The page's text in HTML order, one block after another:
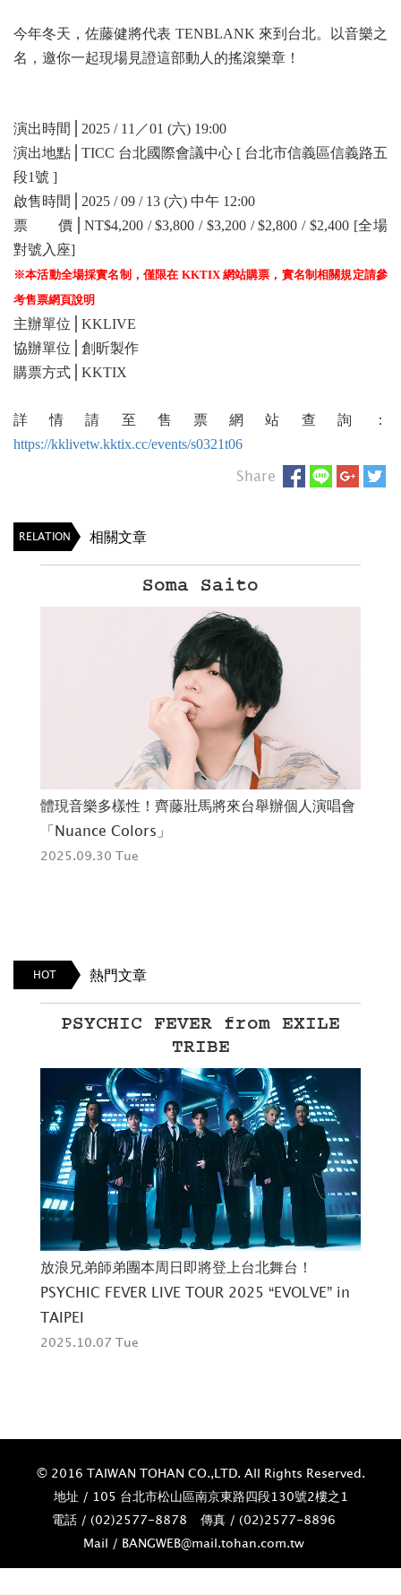
今年冬天，佐藤健將代表 TENBLANK 來到台北。以音樂之
名，邀你一起現場見證這部動人的搖滾樂章！
演出時間⎪2025 / 11／01 (六) 19:00
演出地點⎪TICC 台北國際會議中心 [ 台北市信義區信義路五
段1號 ]
啟售時間⎪2025 / 09 / 13 (六) 中午 12:00
票 價⎪NT$4,200 / $3,800 / $3,200 / $2,800 / $2,400 [全場
對號入座]
※本活動全場採實名制，僅限在 KKTIX 網站購票，實名制相關規定請參
考售票網頁說明
主辦單位⎪KKLIVE
協辦單位⎪創昕製作
購票方式⎪KKTIX
詳情請至售票網站查詢
：
https://kklivetw.kktix.cc/events/s0321t06
Share
RELATION 相關文章
Soma Saito
體現音樂多樣性！齊藤壯馬將來台舉辦個人演唱會
「Nuance Colors」
2025.09.30 Tue
HOT 熱門文章
PSYCHIC FEVER from EXILE
TRIBE
放浪兄弟師弟團本周日即將登上台北舞台！
PSYCHIC FEVER LIVE TOUR 2025 “EVOLVE” in
TAIPEI
2025.10.07 Tue
© 2016 TAIWAN TOHAN CO.,LTD. All Rights Reserved.
地址 / 105 台北市松山區南京東路四段130號2樓之1
電話 / (02)­2577-8878
傳真 / (02)­2577-8896
Mail / BANGWEB@mail.tohan.com.tw